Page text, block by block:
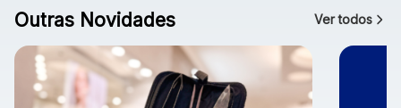
Outras Novidades Ver todos